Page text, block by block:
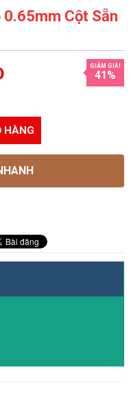
0.65mm Cột Sẵn
GIẢM GIÁ!
41%
HÀNG